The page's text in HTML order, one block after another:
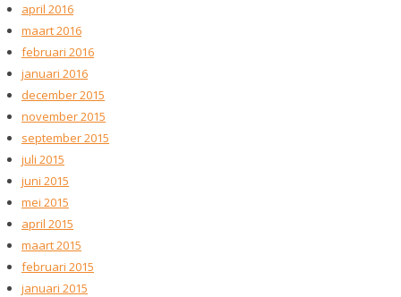
april 2016
maart 2016
februari 2016
januari 2016
december 2015
november 2015
september 2015
juli 2015
juni 2015
mei 2015
april 2015
maart 2015
februari 2015
januari 2015